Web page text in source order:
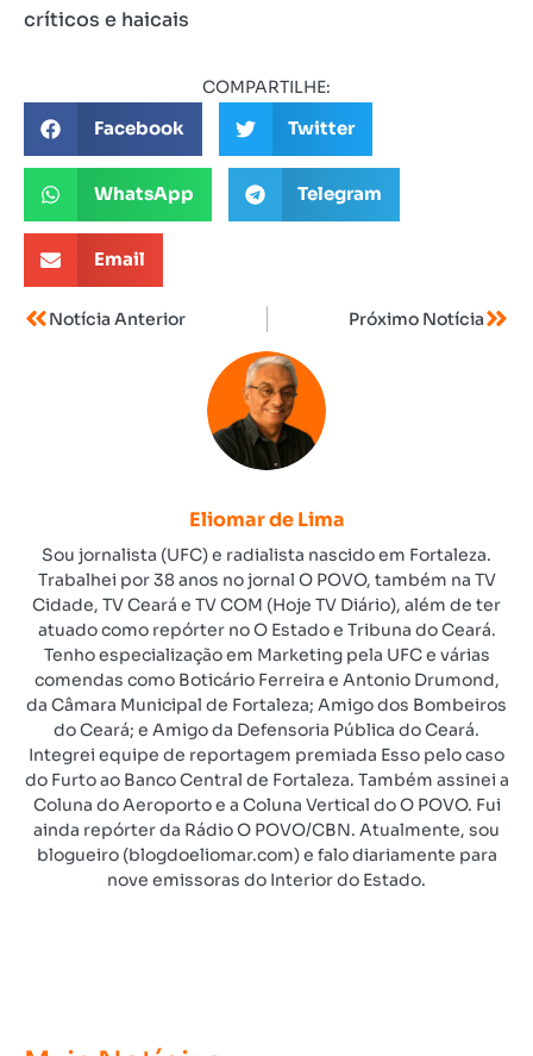
críticos e haicais
COMPARTILHE:
Facebook Twitter
WhatsApp Telegram
Email
Notícia Anterior Próximo Notícia
Eliomar de Lima
Sou jornalista (UFC) e radialista nascido em Fortaleza.
Trabalhei por 38 anos no jornal O POVO, também na TV
Cidade, TV Ceará e TV COM (Hoje TV Diário), além de ter
atuado como repórter no O Estado e Tribuna do Ceará.
Tenho especialização em Marketing pela UFC e várias
comendas como Boticário Ferreira e Antonio Drumond,
da Câmara Municipal de Fortaleza; Amigo dos Bombeiros
do Ceará; e Amigo da Defensoria Pública do Ceará.
Integrei equipe de reportagem premiada Esso pelo caso
do Furto ao Banco Central de Fortaleza. Também assinei a
Coluna do Aeroporto e a Coluna Vertical do O POVO. Fui
ainda repórter da Rádio O POVO/CBN. Atualmente, sou
blogueiro (blogdoeliomar.com) e falo diariamente para
nove emissoras do Interior do Estado.